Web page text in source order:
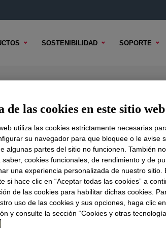
SOSTENIBILIDAD SOPORTE
Polyethylene Resin
TÉCNICO OPCIONES DE MUESTRA
de las cookies en este sitio web
utiliza las cookies estrictamente necesarias
su navegador para que bloquee o le avise
algunas partes del sitio no funcionen. También
saber, cookies funcionales, de rendimiento y de
una experiencia personalizada de nuestro sitio.
si hace clic en “Aceptar todas las cookies” a
de las cookies para habilitar dichas cookies.
uso de las cookies y sus opciones, haga clic
y consulte la sección “Cookies y otras